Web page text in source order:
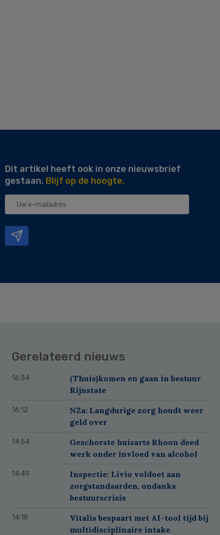
Dit artikel heeft ook in onze nieuwsbrief
gestaan. Blijf op de hoogte.
Uw
Gerelateerd nieuws
16:34
(Thuis)komen en gaan in bestuur
Rijnstate
16:12
NZa: Langdurige zorg houdt weer
geld over
14:54
Geschorste huisarts Rhoon deed
werk onder invloed van alcohol
14:49
Inspectie: Livio voldoet aan
zorgstandaarden, ondanks
bestuurscrisis
14:18
Vitalis bespaart met AI-tool tijd bij
multidisciplinaire intake